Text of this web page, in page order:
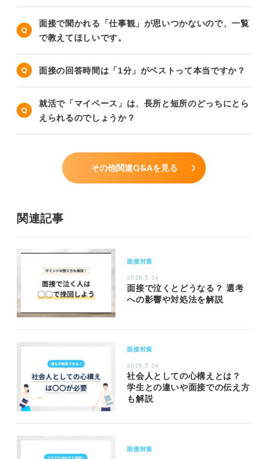
面接で聞かれる「仕事観」が思いつかないので、一覧
で教えてほしいです。
面接の回答時間は「1分」がベストって本当ですか？
就活で「マイペース」は、長所と短所のどっちにとら
えられるのでしょうか？
その他関連Q&Aを見る
関連記事
面接対策
2026.5.14
面接で泣くとどうなる？ 選考
への影響や対処法を解説
面接対策
2026.5.14
社会人としての心構えとは？
学生との違いや面接での伝え方
も解説
面接対策